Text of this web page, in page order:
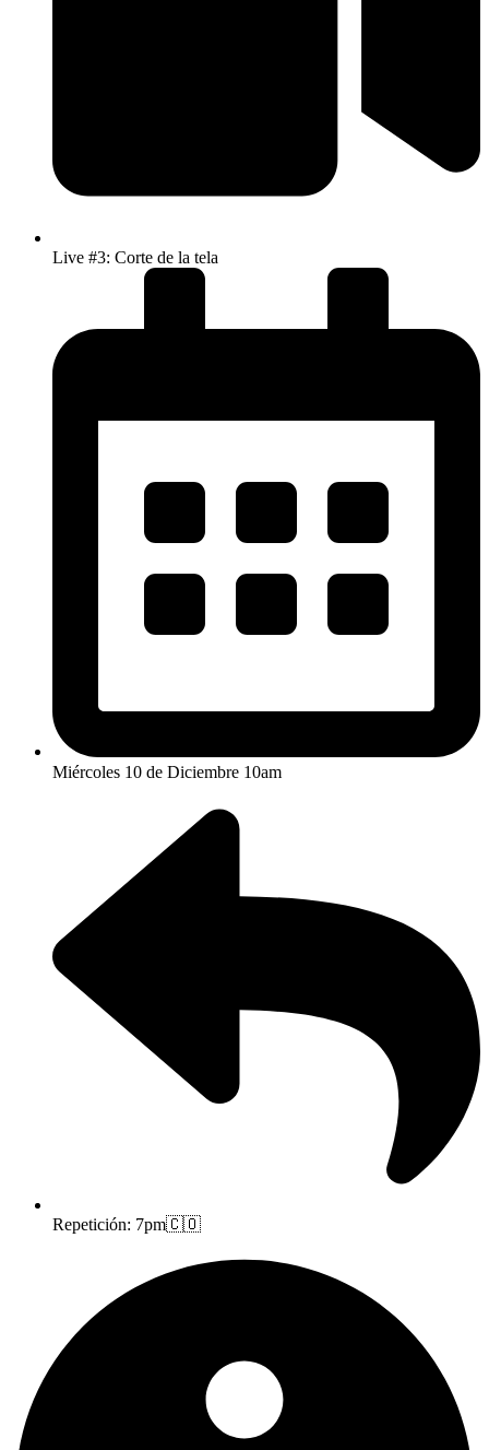
Live #3: Corte de la tela
Miércoles 10 de Diciembre 10am
Repetición: 7pm🇨🇴